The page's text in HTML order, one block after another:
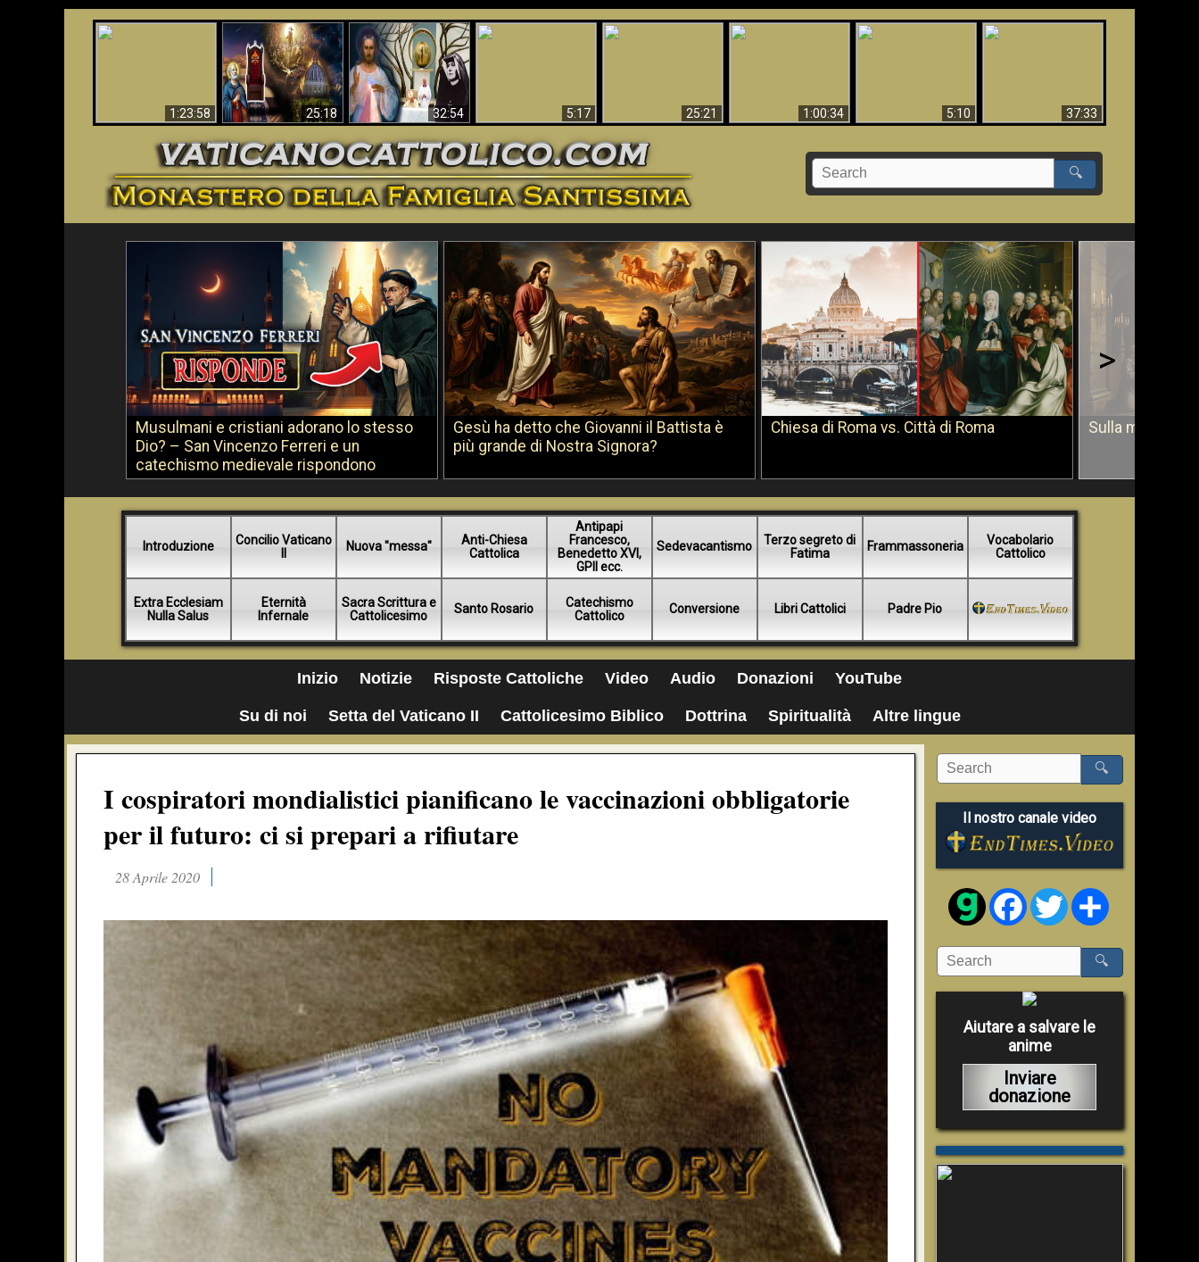
1:23:58 25:18
La Bibbia ha previsto
70 anni senza Papa?
32:54
Faustina e la Divina
Misericordia – un
inganno
5:17
25:21
1:00:34
5:10
37:33
🔍
Musulmani e cristiani adorano lo stesso
Dio? – San Vincenzo Ferreri e un
catechismo medievale rispondono
Gesù ha detto che Giovanni il Battista è
più grande di Nostra Signora?
Chiesa di Roma vs. Città di Roma Sulla morte di
>
Introduzione
Concilio Vaticano
Nuova "messa"
Anti-Chiesa
Cattolica
Antipapi
Francesco,
Benedetto XVI,
GPII ecc.
Sedevacantismo
Terzo segreto di
Fatima
Frammassoneria
Vocabolario
Cattolico
Extra Ecclesiam
Nulla Salus
Eternità
Infernale
Sacra Scrittura e
Cattolicesimo
Santo Rosario
Catechismo
Cattolico
Conversione Libri Cattolici Padre Pio
Inizio Notizie Risposte Cattoliche Video Audio Donazioni YouTube
Su di noi Setta del Vaticano II Cattolicesimo Biblico Dottrina Spiritualità Altre lingue
I cospiratori mondialistici pianificano le vaccinazioni obbligatorie
per il futuro: ci si prepari a rifiutare
28 Aprile 2020
🔍
Il nostro canale video
FacebookTwitter
🔍
Aiutare a salvare le
anime
Inviare
donazione